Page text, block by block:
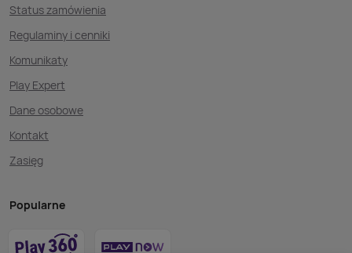
Status zamówienia
Regulaminy i cenniki
Komunikaty
Play Expert
Dane osobowe
Kontakt
Zasięg
Popularne